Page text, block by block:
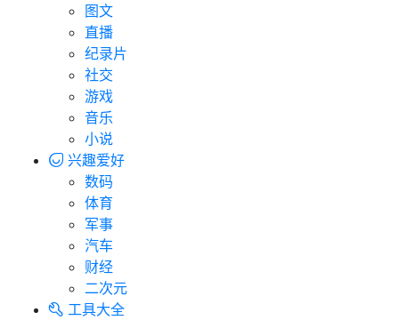
图文
直播
纪录片
社交
游戏
音乐
小说
兴趣爱好
数码
体育
军事
汽车
财经
二次元
工具大全